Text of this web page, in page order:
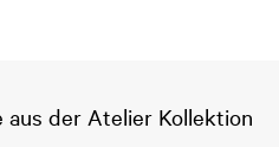
der Atelier Kollektion